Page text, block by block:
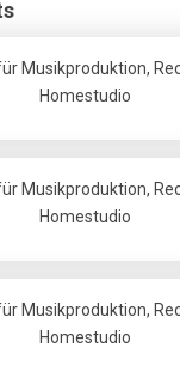
Musikproduktion,
Homestudio
Musikproduktion,
Homestudio
Musikproduktion,
Homestudio